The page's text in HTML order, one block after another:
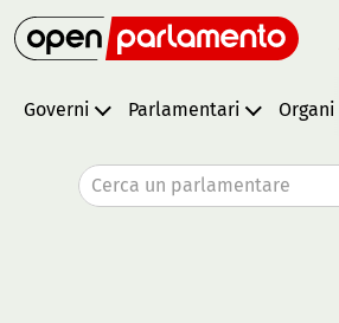
Governi Parlamentari
Cerca un parlamentare